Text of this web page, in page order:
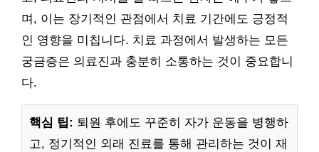
며, 이는 장기적인 관점에서 치료 기간에도 긍정적
인 영향을 미칩니다. 치료 과정에서 발생하는 모든
궁금증은 의료진과 충분히 소통하는 것이 중요합니
다.
핵심 팁: 퇴원 후에도 꾸준히 자가 운동을 병행하
고, 정기적인 외래 진료를 통해 관리하는 것이 재